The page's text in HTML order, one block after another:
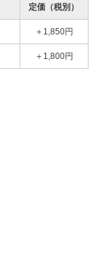
定価（税別）
＋1,850円
＋1,800円